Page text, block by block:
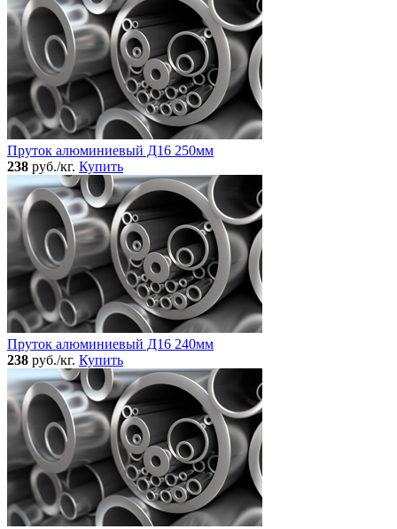
Пруток алюминиевый Д16 250мм
238 руб./кг. Купить
Пруток алюминиевый Д16 240мм
238 руб./кг. Купить